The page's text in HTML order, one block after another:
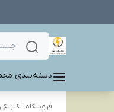
دسته‌بندی
فروشگاه